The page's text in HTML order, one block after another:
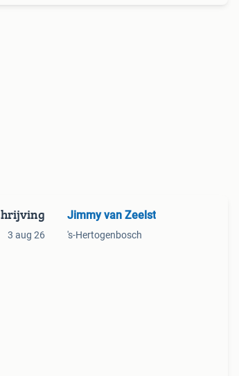
3 aug 26
Jimmy van Zeelst
's-Hertogenbosch